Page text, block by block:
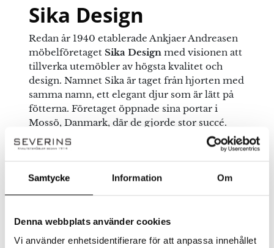
Samtycke Information Om
Denna webbplats använder cookies
Vi använder enhetsidentifierare för att anpassa innehållet
Spara mitt namn, min e-postadress och webbplats i
denna webbläsare till nästa gång jag skriver en
kommentar.
Sika Design
Redan år 1940 etablerade Ankjaer Andreasen
möbelföretaget Sika Design med visionen att
tillverka utemöbler av högsta kvalitet och
design. Namnet Sika är taget från hjorten med
samma namn, ett elegant djur som är lätt på
fötterna. Företaget öppnade sina portar i
Mossö, Danmark, där de gjorde stor succé.
Idag är det den andra och tredje generationen
som styr Sika-Design och möblerna är
tillverkar Sika-Design vackra och tidlösa
korgmöbler, karmstolar, rottingmöbler och
som både känns modern och innovativ men
samtidigt klassisk och elegant.